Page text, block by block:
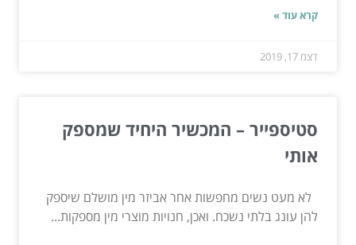
קרא עוד »
דצמ 17, 2019
סטיספייר – המכשיר היחיד שמספק
אותי
לא מעט נשים מחפשות אחר אביזר מין מושלם שיספק
להן עונג בלתי נשכח. ואכן, חנויות מוצרי מין מספקות...